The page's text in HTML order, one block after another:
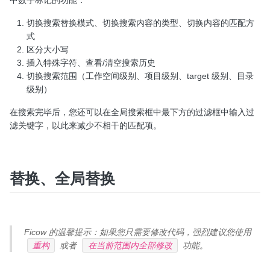
切换搜索替换模式、切换搜索内容的类型、切换内容的匹配方
式
区分大小写
插入特殊字符、查看/清空搜索历史
切换搜索范围（工作空间级别、项目级别、target 级别、目录
级别）
在搜索完毕后，您还可以在全局搜索框中最下方的过滤框中输入过
滤关键字，以此来减少不相干的匹配项。
替换、全局替换
Ficow 的温馨提示：如果您只需要修改代码，强烈建议您使用
重构
或者 在当前范围内全部修改 功能。